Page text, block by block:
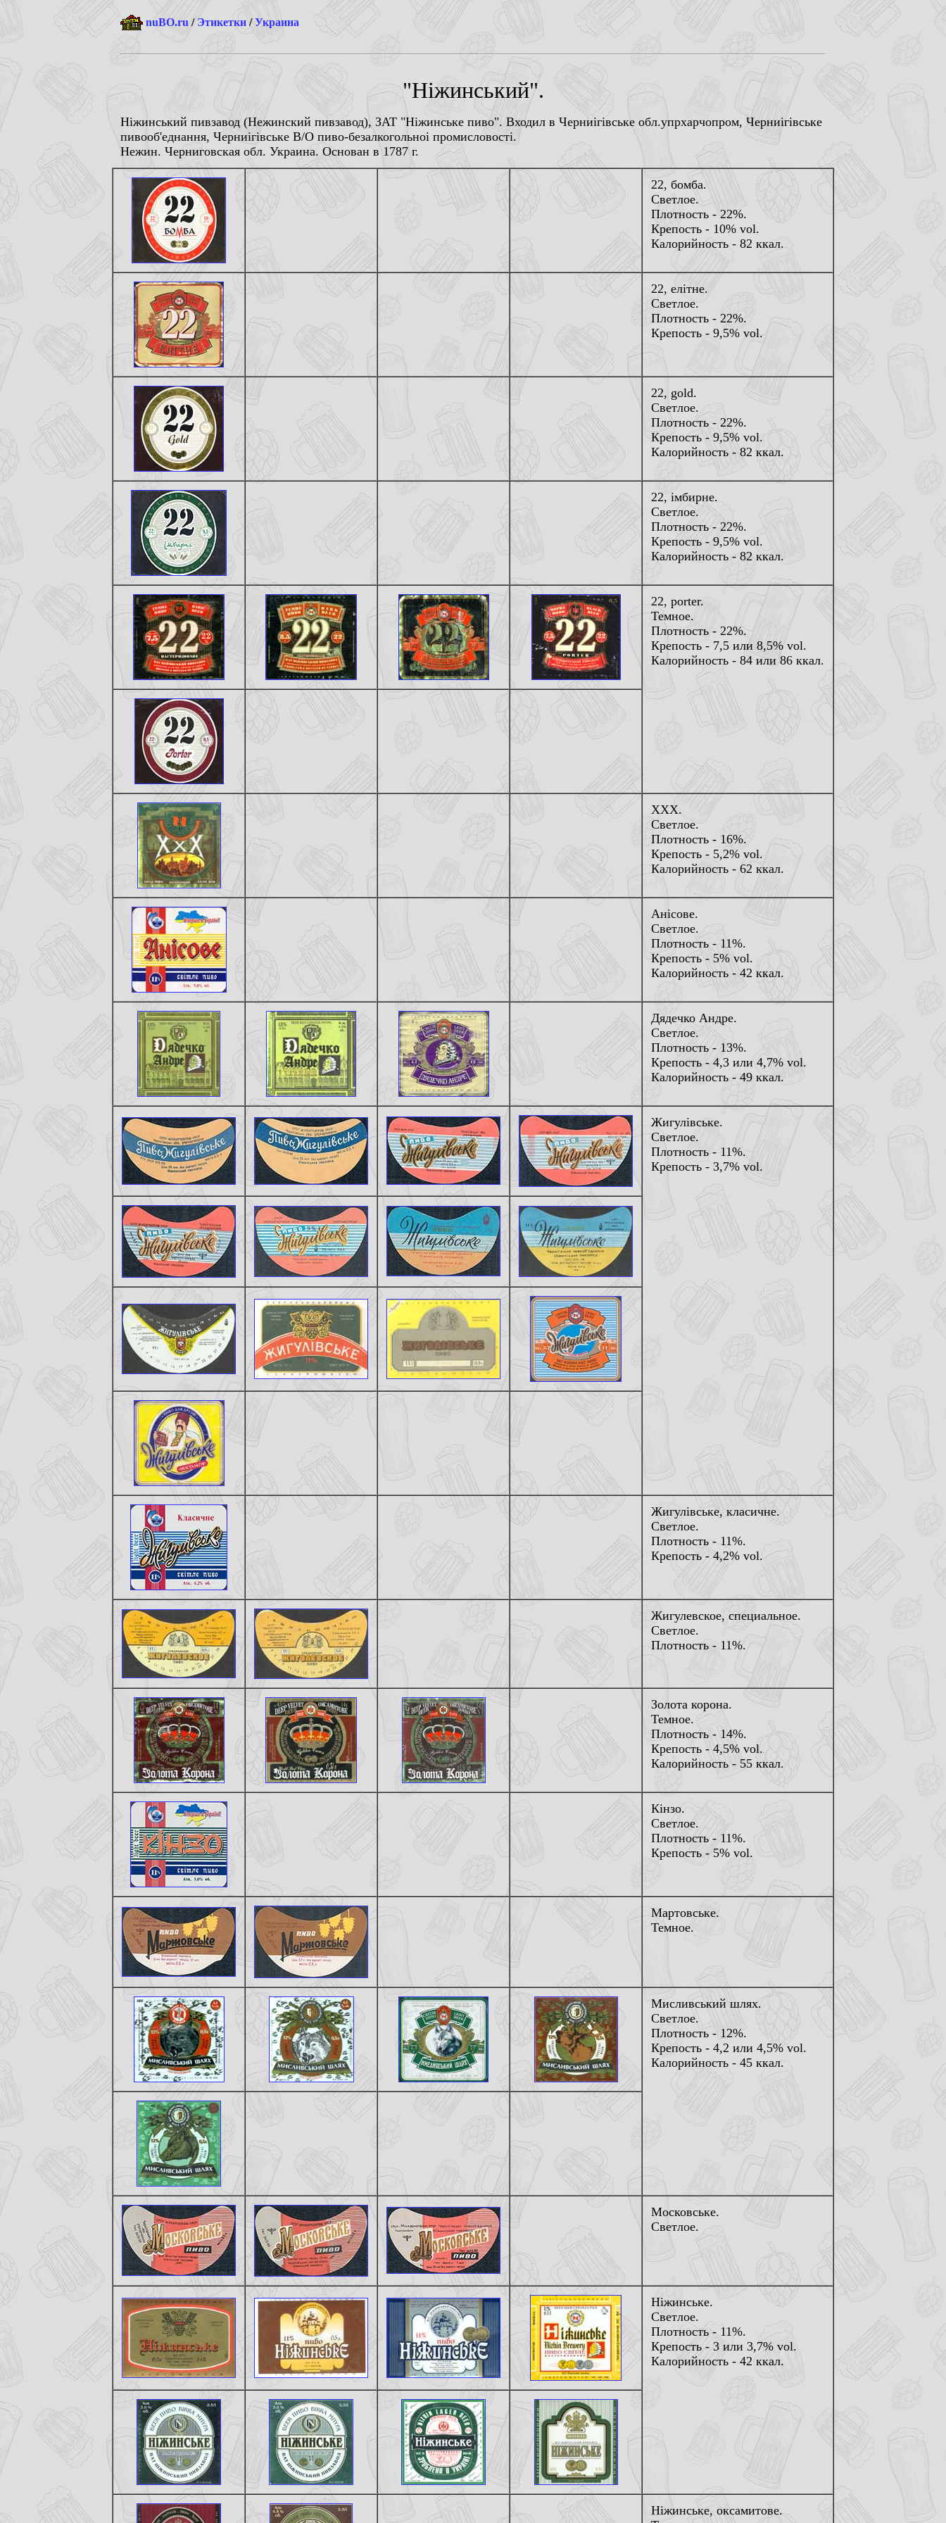
nuBO.ru / Этикетки /Украина
"Нiжинський".
Нiжинський пивзавод (Нежинский пивзавод), ЗАТ "Нiжинське пиво". Входил в Черниiгiвське обл.упрхарчопром, Черниiгiвське
пивооб'еднання, Черниiгiвське В/О пиво-безалкогольноi промисловостi.
Нежин. Черниговская обл. Украина. Основан в 1787 г.
22, бомба.
Светлое.
Плотность - 22%.
Крепость - 10% vol.
Калорийность - 82 ккал.
22, елiтне.
Светлое.
Плотность - 22%.
Крепость - 9,5% vol.
22, gold.
Светлое.
Плотность - 22%.
Крепость - 9,5% vol.
Калорийность - 82 ккал.
22, iмбирне.
Светлое.
Плотность - 22%.
Крепость - 9,5% vol.
Калорийность - 82 ккал.
22, porter.
Темное.
Плотность - 22%.
Крепость - 7,5 или 8,5% vol.
Калорийность - 84 или 86 ккал.
XXX.
Светлое.
Плотность - 16%.
Крепость - 5,2% vol.
Калорийность - 62 ккал.
Анiсове.
Светлое.
Плотность - 11%.
Крепость - 5% vol.
Калорийность - 42 ккал.
Дядечко Андре.
Светлое.
Плотность - 13%.
Крепость - 4,3 или 4,7% vol.
Калорийность - 49 ккал.
Жигулiвське.
Светлое.
Плотность - 11%.
Крепость - 3,7% vol.
Жигулiвське, класичне.
Светлое.
Плотность - 11%.
Крепость - 4,2% vol.
Жигулевское, специальное.
Светлое.
Плотность - 11%.
Золота корона.
Темное.
Плотность - 14%.
Крепость - 4,5% vol.
Калорийность - 55 ккал.
Кiнзо.
Светлое.
Плотность - 11%.
Крепость - 5% vol.
Мартовське.
Темное.
Мисливський шлях.
Светлое.
Плотность - 12%.
Крепость - 4,2 или 4,5% vol.
Калорийность - 45 ккал.
Московське.
Светлое.
Нiжинське.
Светлое.
Плотность - 11%.
Крепость - 3 или 3,7% vol.
Калорийность - 42 ккал.
Нiжинське, оксамитове.